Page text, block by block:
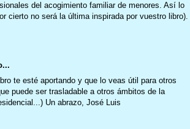
del acogimiento familiar de menores. Así lo
cierto no será la última inspirada por vuestro libro).
te esté aportando y que lo veas útil para otros
puede ser trasladable a otros ámbitos de la
Un abrazo, José Luis